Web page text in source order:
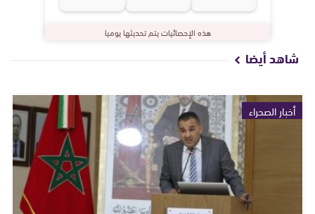
هذه الإحصائيات يتم تحديثها يوميا
شاهد أيضا
أخبار الصحراء